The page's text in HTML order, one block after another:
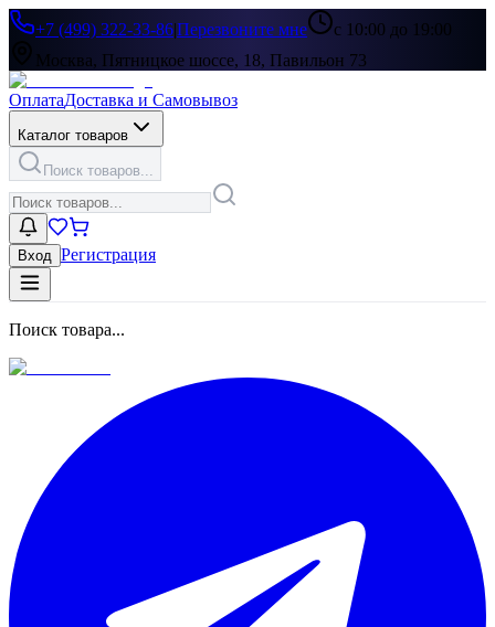
+7 (499) 322-33-86|Перезвоните мне
с 10:00 до 19:00
Москва, Пятницкое шоссе, 18, Павильон 73
ОплатаДоставка и Самовывоз
Каталог товаров
Поиск товаров...
Вход Регистрация
Поиск товара...